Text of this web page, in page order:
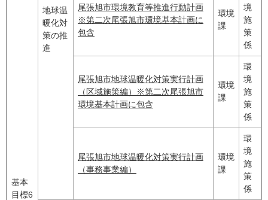
基本
目標6
地球温
暖化対
策の推
進
尾張旭市環境教育等推進行動計画
※第二次尾張旭市環境基本計画に
包含
環境
課
境
施
策
係
尾張旭市地球温暖化対策実行計画
（区域施策編）※第二次尾張旭市
環境基本計画に包含
環境
課
環
境
施
策
係
尾張旭市地球温暖化対策実行計画
（事務事業編）
環境
課
環
境
施
策
係